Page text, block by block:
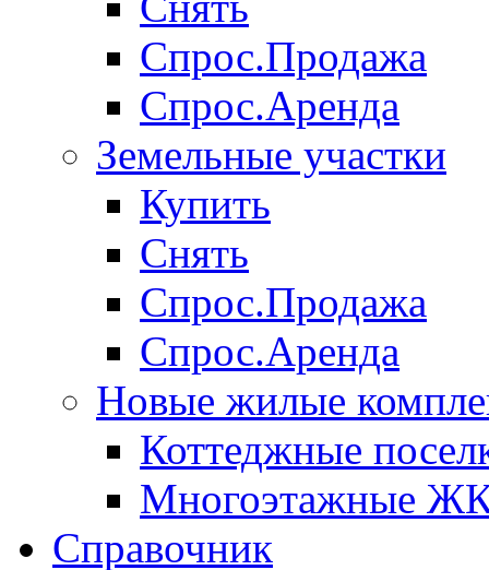
Спрос.Продажа
Спрос.Аренда
Земельные участки
Купить
Снять
Спрос.Продажа
Спрос.Аренда
Новые жилые
Коттеджные
Многоэтажные
Справочник